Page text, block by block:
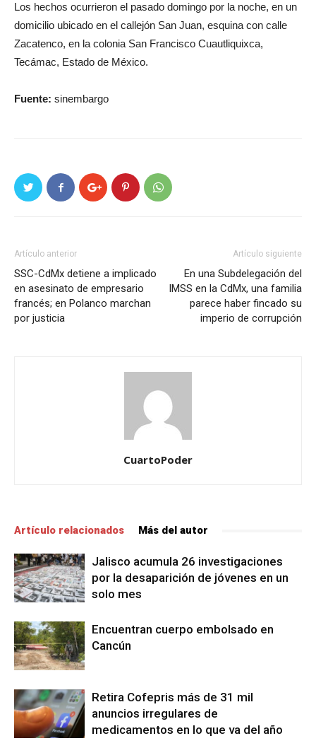
Los hechos ocurrieron el pasado domingo por la noche, en un
domicilio ubicado en el callejón San Juan, esquina con calle
Zacatenco, en la colonia San Francisco Cuautliquixca,
Tecámac, Estado de México.
Fuente: sinembargo
Artículo anterior
SSC-CdMx detiene a implicado
en asesinato de empresario
francés; en Polanco marchan
por justicia
Artículo siguiente
En una Subdelegación del
IMSS en la CdMx, una familia
parece haber fincado su
imperio de corrupción
CuartoPoder
Artículo relacionados Más del autor
Jalisco acumula 26 investigaciones
por la desaparición de jóvenes en un
solo mes
Encuentran cuerpo embolsado en
Cancún
Retira Cofepris más de 31 mil
anuncios irregulares de
medicamentos en lo que va del año